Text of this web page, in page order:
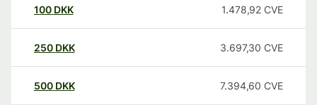
100 DKK 1.478,92 CVE
250 DKK 3.697,30 CVE
500 DKK 7.394,60 CVE